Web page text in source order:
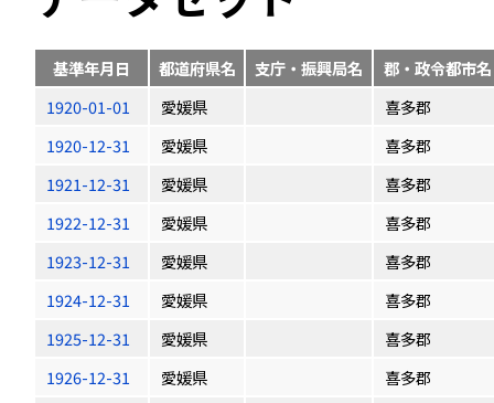
基準年月日 都道府県名 支庁・振興局名
郡・政令都市名
1920-01-01
愛媛県
喜多郡
1920-12-31
愛媛県
喜多郡
1921-12-31
愛媛県
喜多郡
1922-12-31
愛媛県
喜多郡
1923-12-31
愛媛県
喜多郡
1924-12-31
愛媛県
喜多郡
1925-12-31
愛媛県
喜多郡
1926-12-31
愛媛県
喜多郡